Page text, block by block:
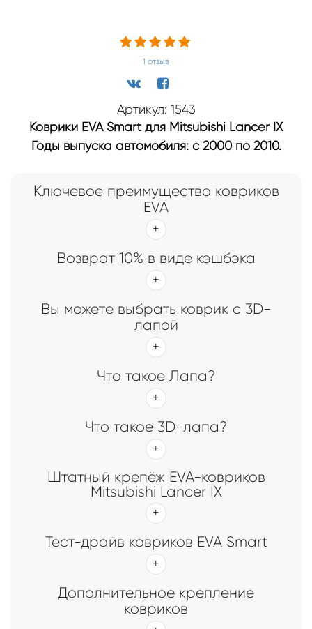
1 отзыв
Артикул: 1543
Коврики EVA Smart для Mitsubishi Lancer IX
Годы выпуска автомобиля: с 2000 по 2010.
Ключевое преимущество ковриков
EVA
Возврат 10% в виде кэшбэка
Вы можете выбрать коврик с 3D-
лапой
Что такое Лапа?
Что такое 3D-лапа?
Штатный крепёж EVA-ковриков
Mitsubishi Lancer IX
Тест-драйв ковриков EVA Smart
Дополнительное крепление
ковриков